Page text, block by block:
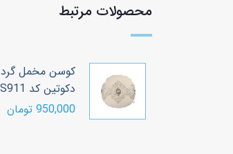
محصولات مرتبط
کوسن مخمل گرد
دکوتین کد PS911
950,000 تومان